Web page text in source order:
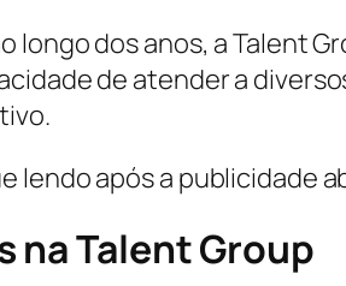
longo dos anos, a Talent
de atender a
lendo após a publicidade
naTalent Group